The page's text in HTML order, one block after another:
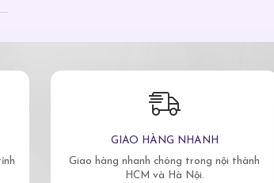
GIAO HÀNG NHANH
Giao hàng nhanh chóng trong nội thành
HCM và Hà Nội.